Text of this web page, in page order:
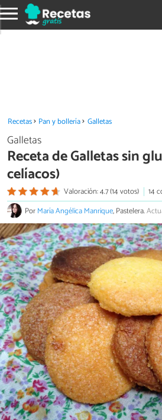
Recetas Pan y bollería Galletas
Galletas
Receta de Galletas sin
celíacos)
Valoración: 4.7 (14 votos)
14
PorMaría Angélica Manrique, Pastelera.